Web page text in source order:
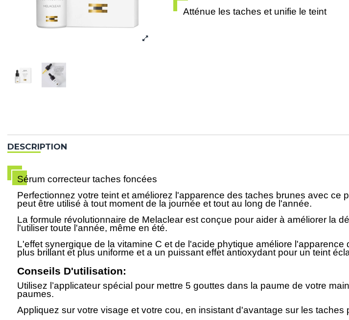
Atténue les taches et unifie le teint
DESCRIPTION
Sérum correcteur taches foncées
Perfectionnez votre teint et améliorez l'apparence des taches brunes avec ce
peut être utilisé à tout moment de la journée et tout au long de l'année.
La formule révolutionnaire de Melaclear est conçue pour aider à améliorer la
l'utiliser toute l'année, même en été.
L'effet synergique de la vitamine C et de l'acide phytique améliore
plus brillant et plus uniforme et a un puissant effet antioxydant pour un teint
Conseils D'utilisation:
Utilisez l’applicateur spécial pour mettre 5 gouttes dans la paume de votre
paumes.
Appliquez sur votre visage et votre cou, en insistant d'avantage sur les